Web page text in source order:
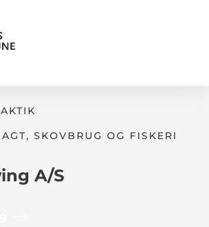
SKOVBRUG OG FISKERI
A/S